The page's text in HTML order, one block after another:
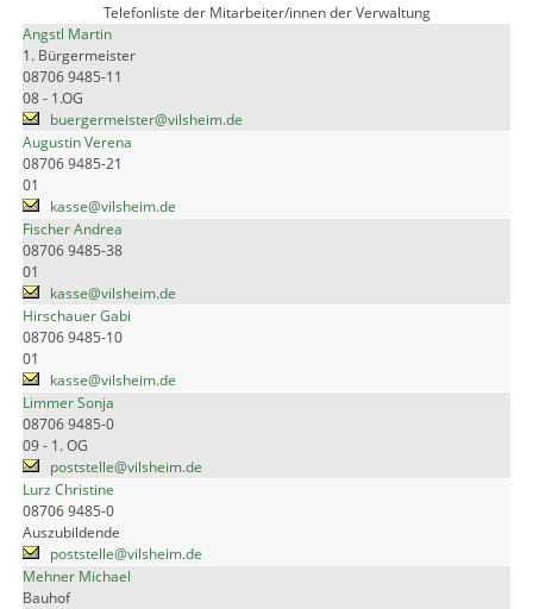
Telefonliste der Mitarbeiter/innen der Verwaltung
Angstl Martin
1. Bürgermeister
08706 9485-11
08 - 1.OG
buergermeister@vilsheim.de
Augustin Verena
08706 9485-21
01
kasse@vilsheim.de
Fischer Andrea
08706 9485-38
01
kasse@vilsheim.de
Hirschauer Gabi
08706 9485-10
01
kasse@vilsheim.de
Limmer Sonja
08706 9485-0
09 - 1. OG
poststelle@vilsheim.de
Lurz Christine
08706 9485-0
Auszubildende
poststelle@vilsheim.de
Mehner Michael
Bauhof